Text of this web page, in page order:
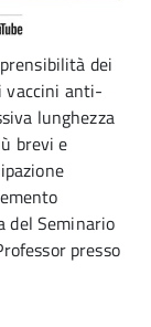
dei
vaccini anti-
lunghezza
brevi e
del Seminario
presso